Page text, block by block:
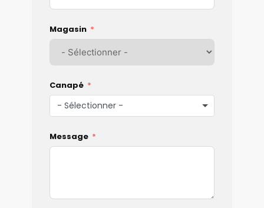
Magasin
Canapé
- Sélectionner -
Message